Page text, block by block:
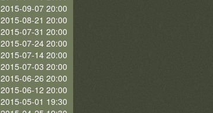
2015-09-07 20:00
2015-08-21 20:00
2015-07-31 20:00
2015-07-24 20:00
2015-07-14 20:00
2015-07-03 20:00
2015-06-26 20:00
2015-06-12 20:00
2015-05-01 19:30